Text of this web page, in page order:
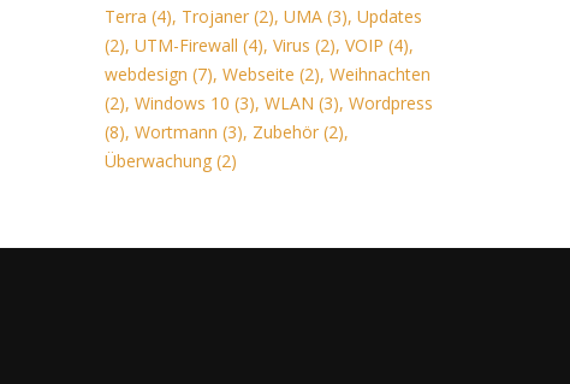
Terra (4), Trojaner(2), UMA(3), Updates
(2), UTM-Firewall (4), Virus (2), VOIP (4),
webdesign (7), Webseite (2), Weihnachten
(2), Windows 10 (3), WLAN (3), Wordpress
(8), Wortmann (3), Zubehör(2),
Überwachung(2)